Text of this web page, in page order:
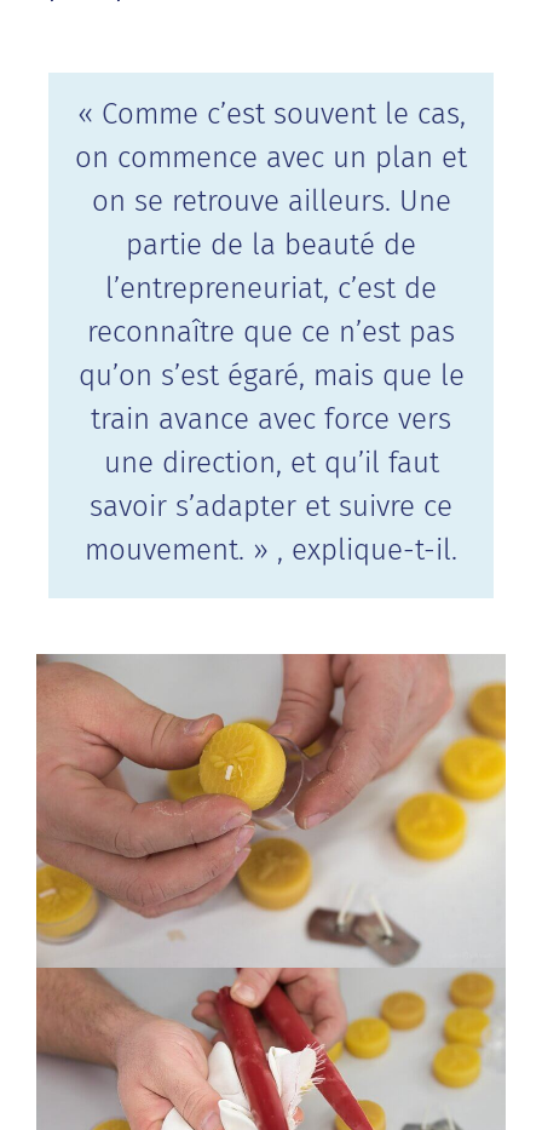
« Comme c’est souvent le cas,
on commence avec un plan et
on se retrouve ailleurs. Une
partie de la beauté de
l’entrepreneuriat, c’est de
reconnaître que ce n’est pas
qu’on s’est égaré, mais que le
train avance avec force vers
une direction, et qu’il faut
savoir s’adapter et suivre ce
mouvement. » , explique-t-il.